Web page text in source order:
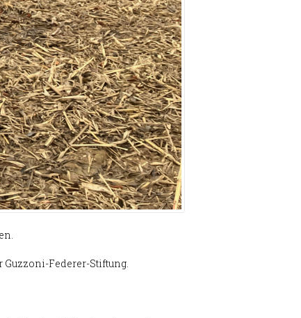
Federer-Stiftung.